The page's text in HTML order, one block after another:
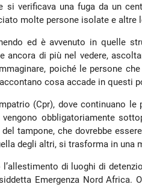
si verificava una fuga da un
molte persone isolate e altre
ed è avvenuto in quelle
ancora di più nel vedere,
poiché le persone
cosa accade in questi
(Cpr), dove continuano le
obbligatoriamente
tampone, che dovrebbe
degli altri, si trasforma in una
di luoghi di
Emergenza Nord Africa.